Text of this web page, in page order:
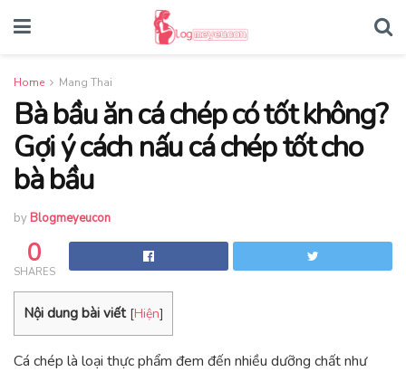
Home Mang Thai
Bà bầu ăn cá chép có tốt không?
Gợi ý cách nấu cá chép tốt cho
bà bầu
by Blogmeyeucon
0
SHARES
Nội dung bài viết [Hiện]
Cá chép là loại thực phẩm đem đến nhiều dưỡng chất như